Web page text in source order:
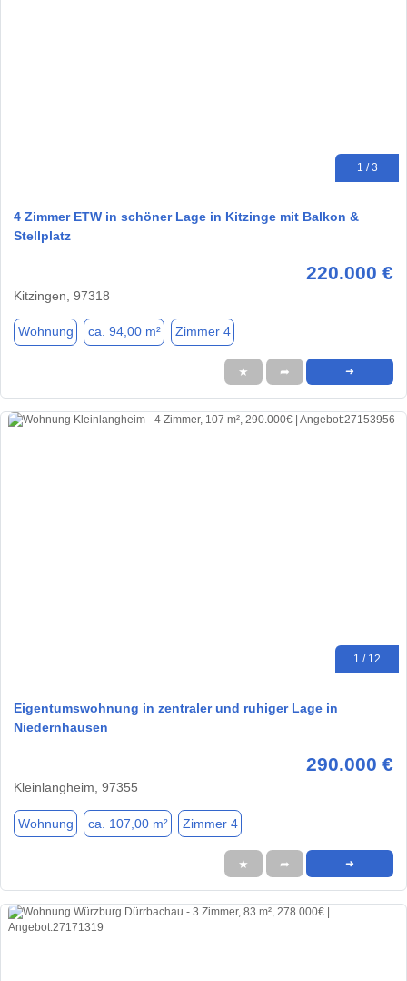
1 / 3
4 Zimmer ETW in schöner Lage in Kitzinge mit Balkon &
Stellplatz
220.000 €
Kitzingen, 97318
Wohnung ca. 94,00 m² Zimmer 4
★ ➦ ➜
1 / 12
Eigentumswohnung in zentraler und ruhiger Lage in
Niedernhausen
290.000 €
Kleinlangheim, 97355
Wohnung ca. 107,00 m² Zimmer 4
★ ➦ ➜